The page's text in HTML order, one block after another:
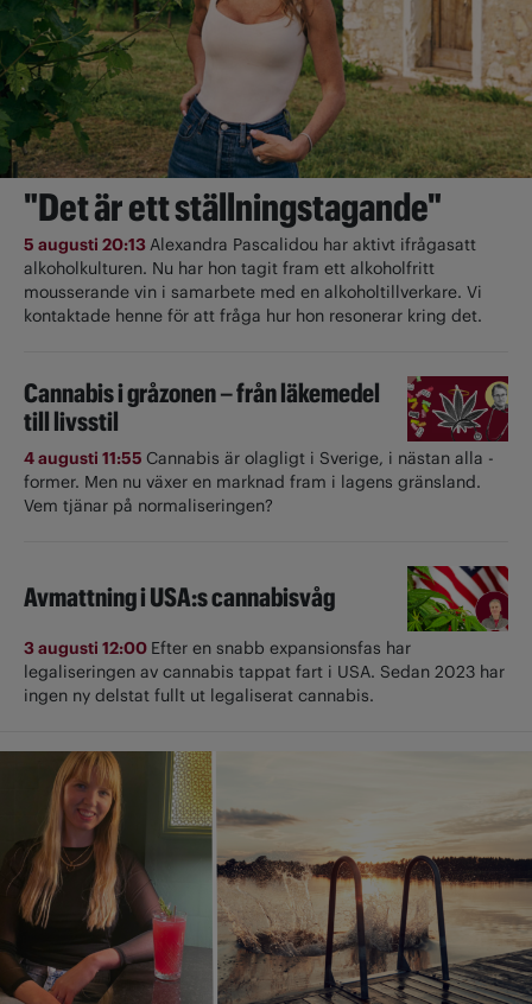
"Det är ett ställningstagande"
5 augusti 20:13Alexandra Pascalidou har aktivt ifrågasatt
alkoholkulturen. Nu har hon tagit fram ett alkoholfritt
mousserande vin i samarbete med en alkoholtillverkare. Vi
kontaktade henne för att fråga hur hon resonerar kring det.
Cannabis i gråzonen – från läkemedel
till livsstil
4 augusti 11:55 Cannabis är olagligt i ­Sverige, i nästan alla ­
former. Men nu växer en marknad fram i lagens gränsland.
Vem tjänar på normaliseringen?
Avmattning i USA:s cannabisvåg
3 augusti 12:00 Efter en snabb expansionsfas har
legaliseringen av cannabis tappat fart i USA. Sedan 2023 har
ingen ny delstat fullt ut ­legaliserat cannabis.